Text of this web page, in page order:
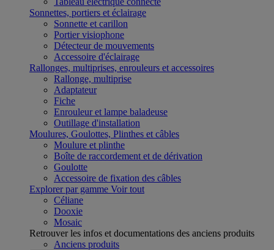
Sonnettes, portiers et éclairage
Sonnette et carillon
Portier visiophone
Détecteur de mouvements
Accessoire d'éclairage
Rallonges, multiprises, enrouleurs et accessoires
Rallonge, multiprise
Adaptateur
Fiche
Enrouleur et lampe baladeuse
Outillage d'installation
Moulures, Goulottes, Plinthes et câbles
Moulure et plinthe
Boîte de raccordement et de dérivation
Goulotte
Accessoire de fixation des câbles
Explorer par gamme Voir tout
Céliane
Dooxie
Mosaic
Retrouver les infos et documentations des anciens produits
Anciens produits